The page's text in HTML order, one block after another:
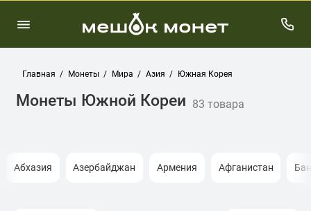
Главная Монеты Мира Азия Южная Корея
Монеты Южной Кореи 83 товара
Абхазия Азербайджан Армения Афганистан